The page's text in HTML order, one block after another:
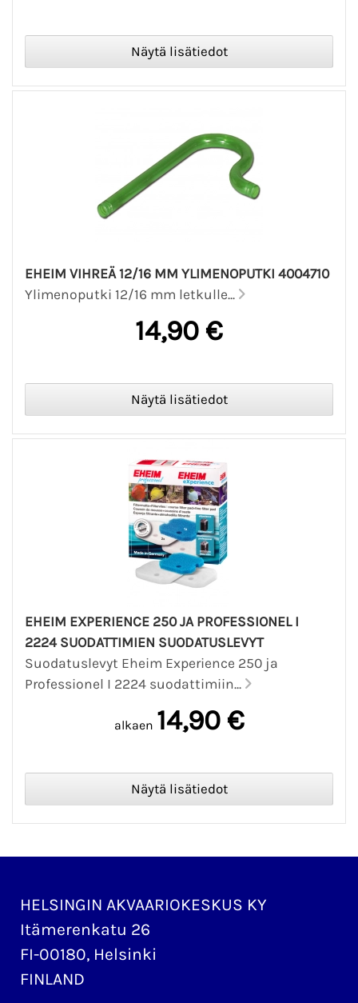
EHEIM VIHREÄ 12/16 MM YLIMENOPUTKI 4004710
Ylimenoputki 12/16 mm letkulle...
14,90 €
EHEIM EXPERIENCE 250 JA PROFESSIONEL I
2224 SUODATTIMIEN SUODATUSLEVYT
Suodatuslevyt Eheim Experience 250 ja
Professionel I 2224 suodattimiin...
alkaen 14,90 €
HELSINGIN AKVAARIOKESKUS KY
Itämerenkatu 26
FI-00180, Helsinki
FINLAND